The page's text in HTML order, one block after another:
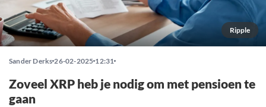
Ripple
Sander Derks 26-02-2025 12:31
Zoveel XRP heb je nodig om met pensioen te
gaan